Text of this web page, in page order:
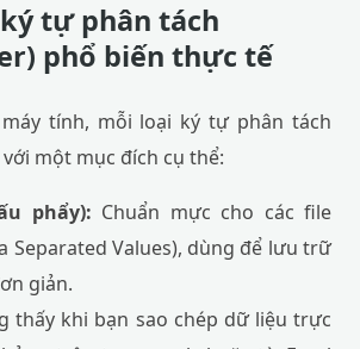
tự phân tách
phổ biến thực tế
tính, mỗi loại ký tự phân tách
một mục đích cụ thể:
phẩy): Chuẩn mực cho các file
Separated Values), dùng để lưu trữ
giản.
thấy khi bạn sao chép dữ liệu trực